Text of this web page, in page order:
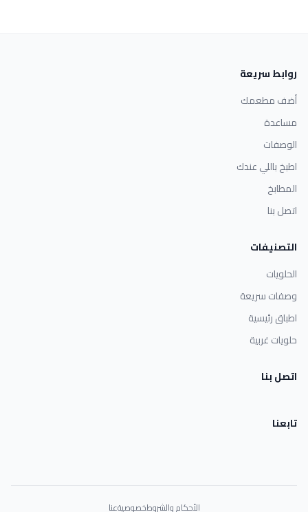
روابط سريعة
أضف مطعمك
مساعدة
الوصفات
اطبخ باللي عندك
المطابخ
اتصل بنا
التصنيفات
الحلويات
وصفات سريعة
اطباق رئيسية
حلويات غربية
اتصل بنا
تابعنا
الأحكام والشروطخصوصيةعنا